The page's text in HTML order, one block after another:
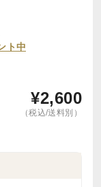
ト中
¥2,600
（税込/送料別）